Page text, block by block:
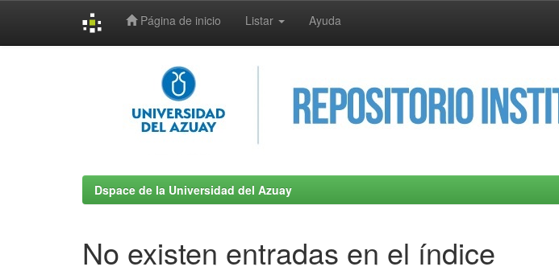
Página de inicio Listar Ayuda
Dspace de la Universidad del Azuay
No existen entradas en el índice